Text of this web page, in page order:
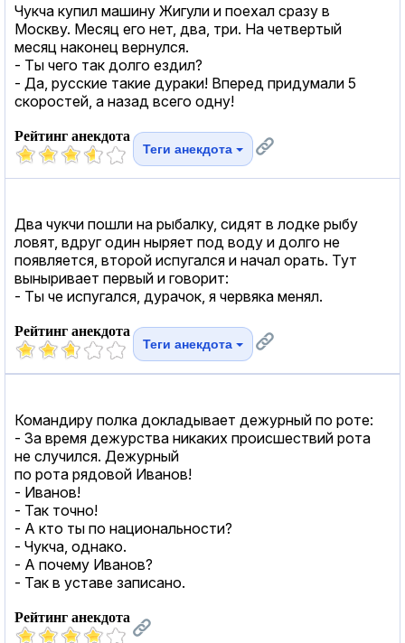
Чукча купил машину Жигули и поехал сразу в
Москву. Месяц его нет, два, три. На четвертый
месяц наконец вернулся.
- Ты чего так долго ездил?
- Да, русские такие дураки! Вперед придумали 5
скоростей, а назад всего одну!
Рейтинг анекдота
Теги анекдота
Два чукчи пошли на рыбалку, сидят в лодке рыбу
ловят, вдруг один ныряет под воду и долго не
появляется, второй испугался и начал орать. Тут
выныривает первый и говорит:
- Ты че испугался, дурачок, я червяка менял.
Рейтинг анекдота
Теги анекдота
Командиру полка докладывает дежурный по роте:
- За время дежурства никаких происшествий рота
не случился. Дежурный
по рота рядовой Иванов!
- Иванов!
- Так точно!
- А кто ты по национальности?
- Чукча, однако.
- А почему Иванов?
- Так в уставе записано.
Рейтинг анекдота